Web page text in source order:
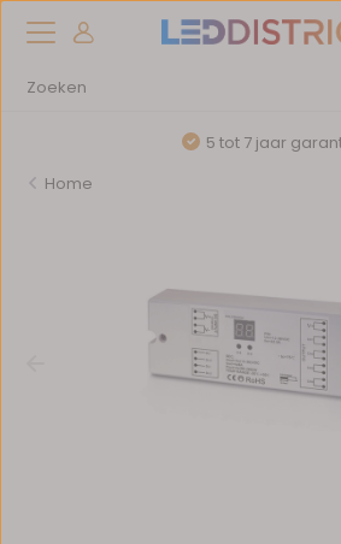
5 tot 7 jaar
Home